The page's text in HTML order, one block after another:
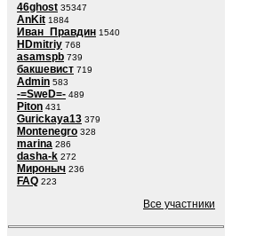
46ghost 35347
AnKit 1884
Иван_Правдин 1540
HDmitriy 768
asamspb 739
бакшевист 719
Admin 583
-=SweD=- 489
Piton 431
Gurickaya13 379
Montenegro 328
marina 286
dasha-k 272
Мироныч 236
FAQ 223
Все участники